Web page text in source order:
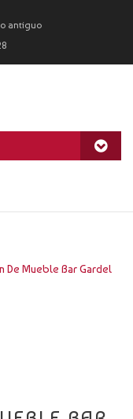
antiguo
De Mueble Bar Gardel